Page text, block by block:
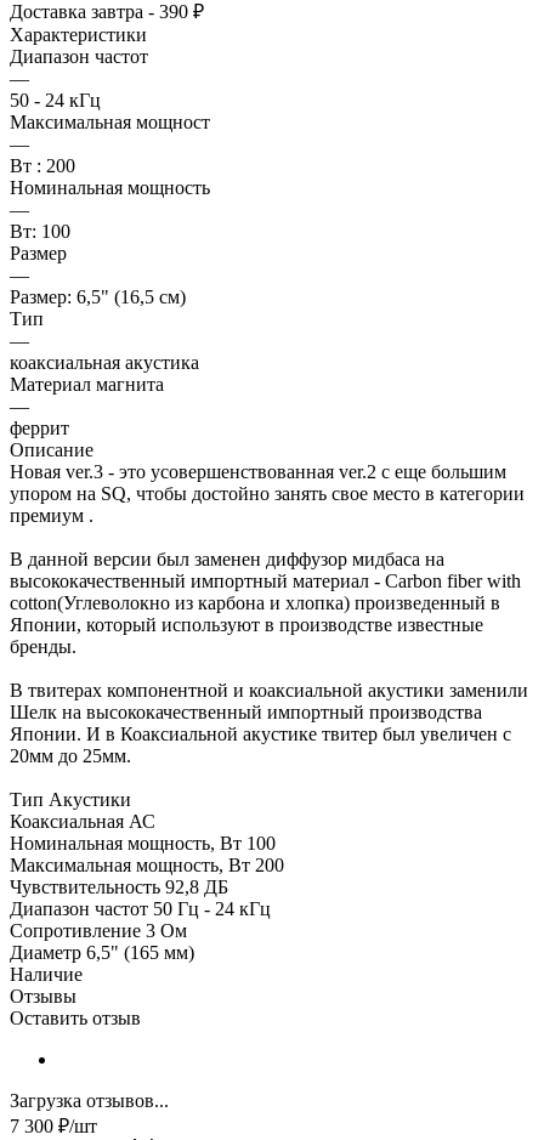
Доставка завтра - 390 ₽
Характеристики
Диапазон частот
—
50 - 24 кГц
Максимальная мощност
—
Вт : 200
Номинальная мощность
—
Вт: 100
Размер
—
Размер: 6,5" (16,5 см)
Тип
—
коаксиальная акустика
Материал магнита
—
феррит
Описание
Новая ver.3 - это усовершенствованная ver.2 с еще большим
упором на SQ, чтобы достойно занять свое место в категории
премиум .
В данной версии был заменен диффузор мидбаса на
высококачественный импортный материал - Carbon fiber with
cotton(Углеволокно из карбона и хлопка) произведенный в
Японии, который используют в производстве известные
бренды.
В твитерах компонентной и коаксиальной акустики заменили
Шелк на высококачественный импортный производства
Японии. И в Коаксиальной акустике твитер был увеличен с
20мм до 25мм.
Тип Акустики
Коаксиальная АС
Номинальная мощность, Вт 100
Максимальная мощность, Вт 200
Чувствительность 92,8 ДБ
Диапазон частот 50 Гц - 24 кГц
Сопротивление 3 Ом
Диаметр 6,5" (165 мм)
Наличие
Отзывы
Оставить отзыв
Загрузка отзывов...
7 300 ₽/шт